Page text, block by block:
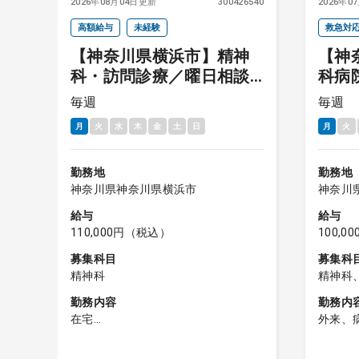
高額給与 未経験
【神奈川県横浜市】精神
科・訪問診療／曜日相談
可能／給与11,000円／駅
近
毎週
月 火 水 木 金 土 日
勤務地
神奈川県神奈川県横浜市
給与
110,000円（税込）
募集科目
精神科
勤務内容
在宅
救急対
【
科病
曜日
来・
毎週
月 火
勤務地
神奈川
給与
募集科
精神科
勤務内
外来、